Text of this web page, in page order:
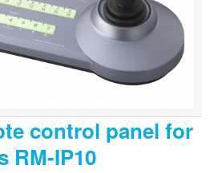
control panel for
RM-IP10